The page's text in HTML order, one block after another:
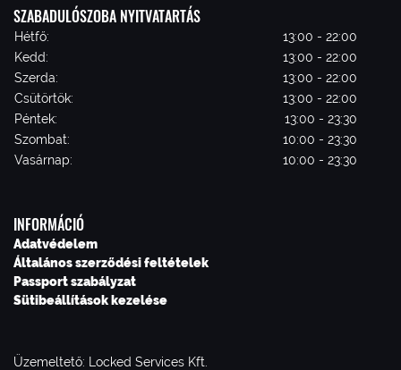
SZABADULÓSZOBA NYITVATARTÁS
Hétfő:
13:00 - 22:00
Kedd:
13:00 - 22:00
Szerda:
13:00 - 22:00
Csütörtök:
13:00 - 22:00
Péntek:
13:00 - 23:30
Szombat:
10:00 - 23:30
Vasárnap:
10:00 - 23:30
INFORMÁCIÓ
Adatvédelem
Általános szerződési feltételek
Passport szabályzat
Sütibeállítások kezelése
Üzemeltető: Locked Services Kft.